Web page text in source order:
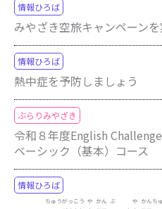
情報ひろば
みやざき空旅キャンペーン
情報ひろば
熱中症を予防しましょう
ぶらりみやざき
令和８年度English
ベーシック（基本）コース
情報ひろば
ちゅうがっこう や かん ぶ や かんち